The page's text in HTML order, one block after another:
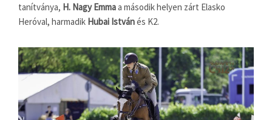
tanítványa, H. Nagy Emmaa második helyen zárt Elasko
Heróval, harmadik Hubai Istvánés K2.